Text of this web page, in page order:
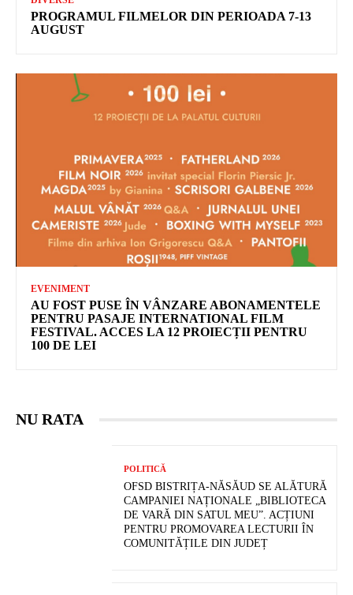
PROGRAMUL FILMELOR DIN PERIOADA 7-13
AUGUST
EVENIMENT
AU FOST PUSE ÎN VÂNZARE ABONAMENTELE
PENTRU PASAJE INTERNATIONAL FILM
FESTIVAL. ACCES LA 12 PROIECȚII PENTRU
100 DE LEI
NU RATA
POLITICĂ
OFSD BISTRIȚA-NĂSĂUD SE ALĂTURĂ
CAMPANIEI NAȚIONALE „BIBLIOTECA
DE VARĂ DIN SATUL MEU”. ACȚIUNI
PENTRU PROMOVAREA LECTURII ÎN
COMUNITĂȚILE DIN JUDEȚ